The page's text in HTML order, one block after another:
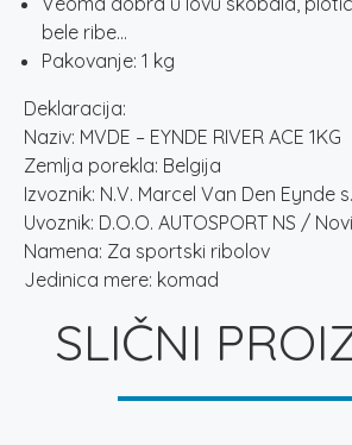
bele ribe…
Pakovanje: 1 kg
Deklaracija:
Naziv: MVDE – EYNDE RIVER ACE 1KG
Zemlja porekla: Belgija
Izvoznik: N.V. Marcel Van Den Eynde
Uvoznik: D.O.O. AUTOSPORT NS /
Namena: Za sportski ribolov
Jedinica mere: komad
SLIČNI